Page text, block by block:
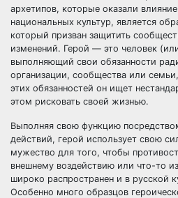
архетипов, которые оказали
национальных культур, является
который призван защитить
изменений. Герой — это человек
выполняющий свои обязанности
организации, сообщества или
этих обязанностей он ищет
этом рисковать своей жизнью.
Выполняя свою функцию
действий, герой использует свою
мужество для того, чтобы
внешнему воздействию или что-то
широко распространен и в русской
Особенно много образцов